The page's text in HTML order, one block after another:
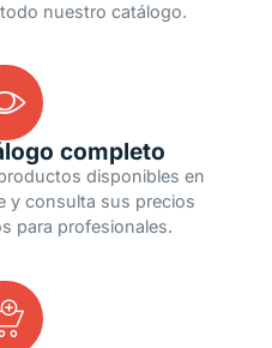
nuestro catálogo.
completo
disponibles en
y consulta sus precios
para profesionales.